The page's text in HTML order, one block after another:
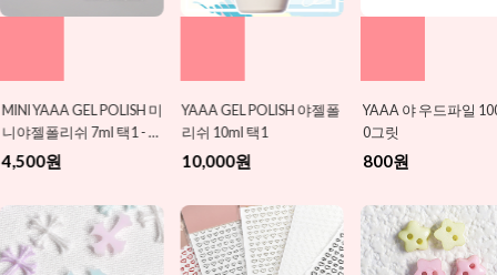
미
여
YAAA GEL POLISH 야젤폴
리쉬 10ml 택1
10,000원
YAAA 야 우드파일 100/10
0그릿
800원
하와이안 꽃 파